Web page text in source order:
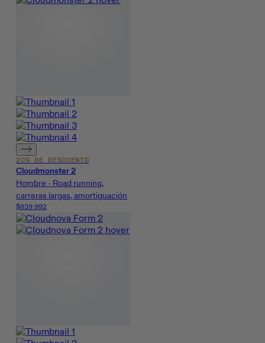
20% DE DESCUENTO
Cloudmonster 2
Hombre - Road running,
carreras largas, amortiguación
$839.992